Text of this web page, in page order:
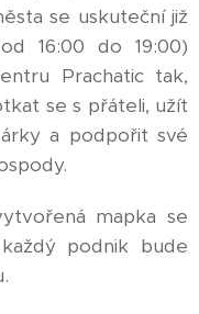
se uskuteční již
16:00 do 19:00)
Prachatic tak,
se s přáteli, užít
a podpořit své
mapka se
podnik bude